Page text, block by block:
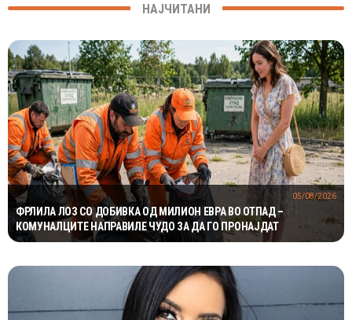
НАЈЧИТАНИ
ФРЛИЛА ЛОЗ СО ДОБИВКА ОД МИЛИОН ЕВРА ВО ОТПАД –
КОМУНАЛЦИТЕ НАПРАВИЛЕ ЧУДО ЗА ДА ГО ПРОНАЈДАТ
05/08/2026